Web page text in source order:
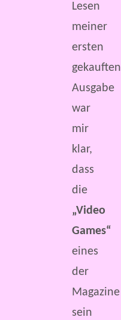
Lesen
meiner
ersten
gekauften
Ausgabe
war
mir
klar,
dass
die
„Video
Games“
eines
der
Magazine
sein